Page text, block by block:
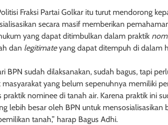
Fraksi Partai Golkar itu turut mendorong
secara masif memberikan
yang dapat ditimbulkan dalam praktik
dan legitimateyang dapat ditempuh di dalam
BPN sudah dilaksanakan, sudah bagus, tapi
masyarakat yang belum sepenuhnya memiliki
praktik nominee di tanah air. Karena praktik ini
lebih besar oleh BPN untuk
tanah,” harap Bagus Adhi.